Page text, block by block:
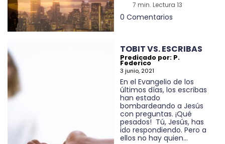
7 min. Lectura 13
0 Comentarios
TOBIT VS. ESCRIBAS
Predicado por: P.
Federico
3 junio, 2021
En el Evangelio de los
últimos días, los escribas
han estado
bombardeando a Jesús
con preguntas. ¡Qué
pesados! Tú, Jesús, has
ido respondiendo. Pero a
ellos no hay quien...